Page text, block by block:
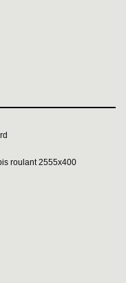
roulant 2555x400